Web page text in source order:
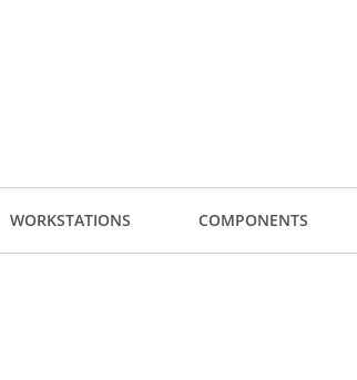
WORKSTATIONS COMPONENTS